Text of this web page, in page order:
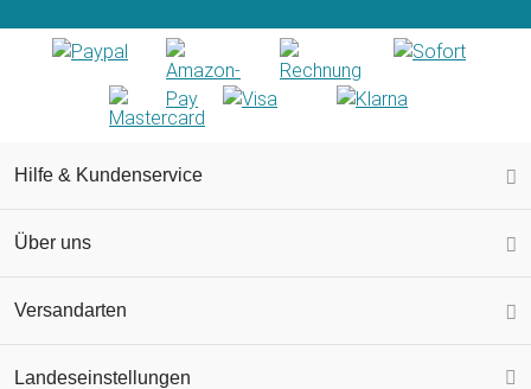
Hilfe & Kundenservice
Über uns
Versandarten
Landeseinstellungen